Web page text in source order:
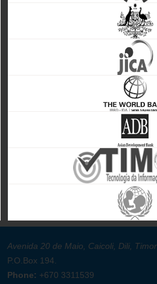
Avenida 20 de Maio, Caicoli, Dili,
P.O.Box 194.
Phone: +670 3311539